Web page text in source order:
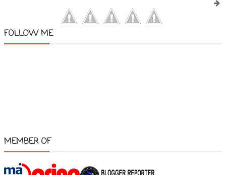
FOLLOW ME
MEMBER OF